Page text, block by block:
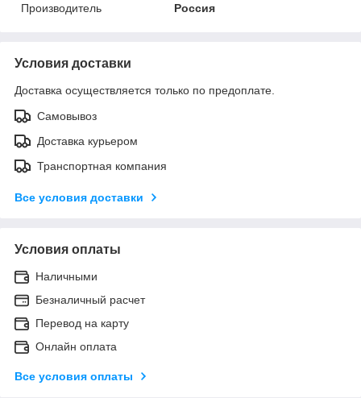
Производитель
Россия
Условия доставки
Доставка осуществляется только по предоплате.
Самовывоз
Доставка курьером
Транспортная компания
Все условия доставки
Условия оплаты
Наличными
Безналичный расчет
Перевод на карту
Онлайн оплата
Все условия оплаты